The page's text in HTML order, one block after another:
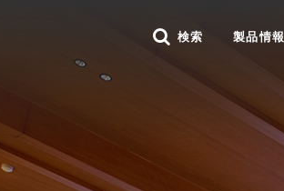
検索 製品情報